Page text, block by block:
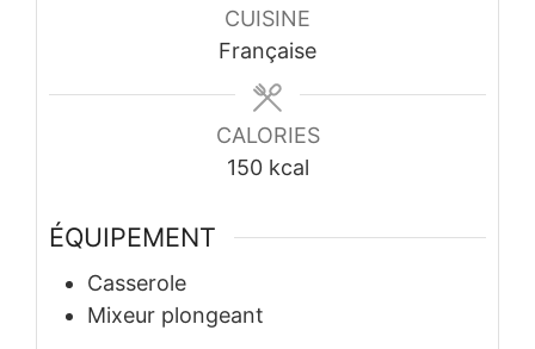
CUISINE
Française
CALORIES
150 kcal
ÉQUIPEMENT
Casserole
Mixeur plongeant